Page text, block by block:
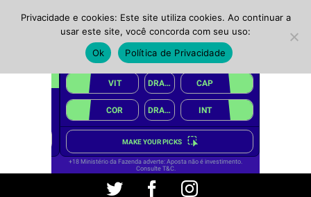
Twitter FacebookInstagram
Privacidade e cookies: Este site utiliza cookies. Ao continuar a
usar este site, você concorda com seu uso:
Ok
Política de Privacidade